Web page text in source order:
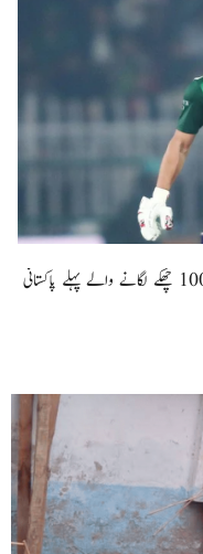
صاحبزادہ فرحان ایک سال میں ٹی ٹوئنٹی کرکٹ میں 100 چھکے لگانے والے پہلے پاکستانی